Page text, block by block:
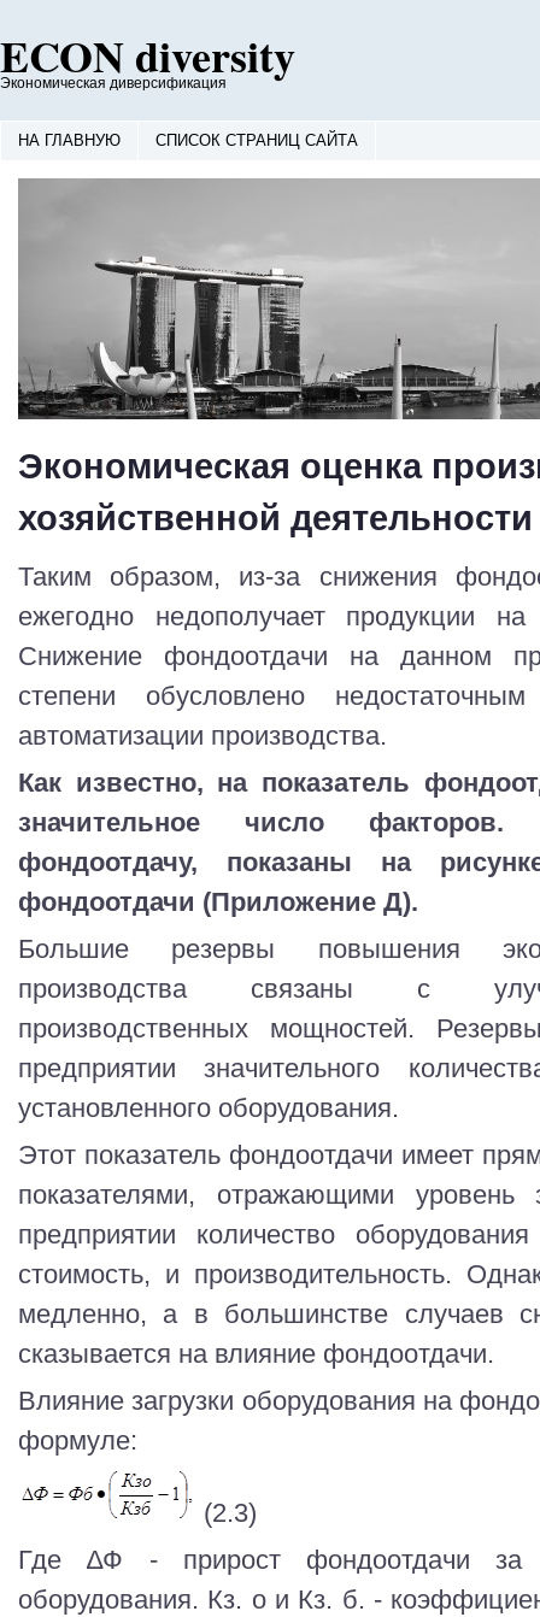
ECON diversity
Экономическая диверсификация
НА ГЛАВНУЮ СПИСОК СТРАНИЦ САЙТА
Экономическая оценка
хозяйственной
Таким образом, из-за снижения
ежегодно недополучает продукции
Снижение фондоотдачи на данном
степени обусловлено
автоматизации производства.
Как известно, на показатель
значительное число
фондоотдачу, показаны на
фондоотдачи (Приложение Д).
Большие резервы повышения
производства связаны с
производственных мощностей.
предприятии значительного
установленного оборудования.
Этот показатель фондоотдачи имеет
показателями, отражающими уровень
предприятии количество
стоимость, и производительность.
медленно, а в большинстве случаев
сказывается на влияние фондоотдачи.
Влияние загрузки оборудования на
формуле:
(2.3)
Где ∆Ф - прирост фондоотдачи за
оборудования. Кз. о и Кз. б. -